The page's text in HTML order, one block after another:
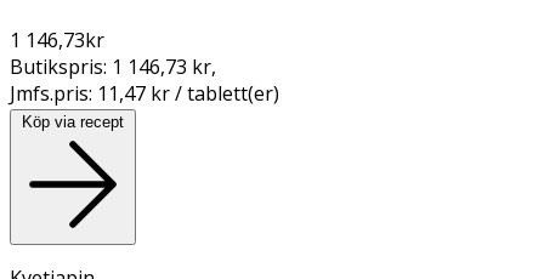
1 146,73kr
Butikspris: 1 146,73 kr,
Jmfs.pris: 11,47 kr / tablett(er)
Köp via recept